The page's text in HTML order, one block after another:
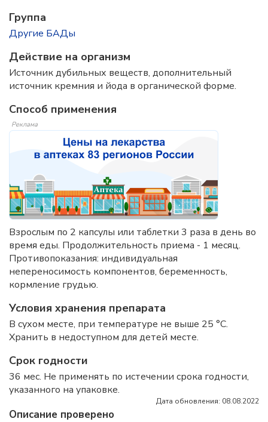
Группа
Другие БАДы
Действие на организм
Источник дубильных веществ, дополнительный
источник кремния и йода в органической форме.
Способ применения
Реклама
Взрослым по 2 капсулы или таблетки 3 раза в день во
время еды. Продолжительность приема - 1 месяц.
Противопоказания: индивидуальная
непереносимость компонентов, беременность,
кормление грудью.
Условия хранения препарата
В сухом месте, при температуре не выше 25 °C.
Хранить в недоступном для детей месте.
Срок годности
36 мес. Не применять по истечении срока годности,
указанного на упаковке.
Дата обновления: 08.08.2022
Описание проверено